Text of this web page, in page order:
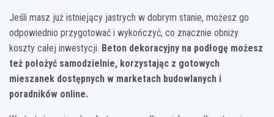
Jeśli masz już istniejący jastrych w dobrym stanie, możesz go
odpowiednio przygotować i wykończyć, co znacznie obniży
koszty całej inwestycji. Beton dekoracyjny na podłogę możesz
też położyć samodzielnie, korzystając z gotowych
mieszanek dostępnych w marketach budowlanych i
poradników online.